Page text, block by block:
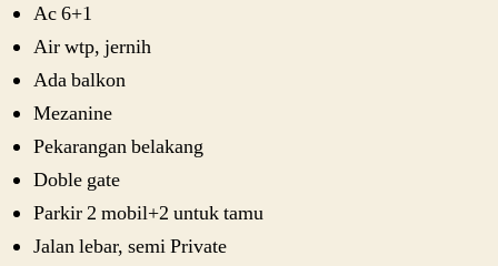
Ac 6+1
Air wtp, jernih
Ada balkon
Mezanine
Pekarangan belakang
Doble gate
Parkir 2 mobil+2 untuk tamu
Jalan lebar, semi Private